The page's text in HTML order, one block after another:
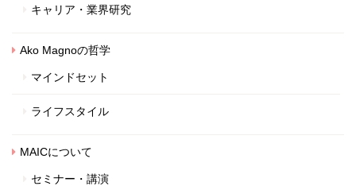
キャリア・業界研究
Ako Magnoの哲学
マインドセット
ライフスタイル
MAICについて
セミナー・講演